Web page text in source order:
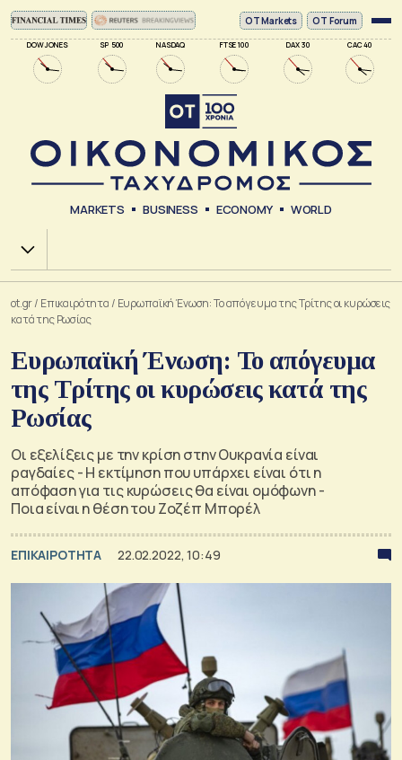
DOW JONES SP 500 NASDAQ FTSE 100 DAX 30 CAC 40
ΟΤ Markets OT Forum
MARKETS BUSINESS ECONOMY WORLD
Χ.Α.
ot.gr/ Επικαιρότητα / Ευρωπαϊκή Ένωση: Το απόγευμα της Τρίτης οι κυρώσεις
κατά της Ρωσίας
Ευρωπαϊκή Ένωση: Το απόγευμα
της Τρίτης οι κυρώσεις κατά της
Ρωσίας
Οι εξελίξεις με την κρίση στην Ουκρανία είναι
ραγδαίες - Η εκτίμηση που υπάρχει είναι ότι η
απόφαση για τις κυρώσεις θα είναι ομόφωνη -
Ποια είναι η θέση του Ζοζέπ Μπορέλ
ΕΠΙΚΑΙΡΟΤΗΤΑ 22.02.2022, 10:49